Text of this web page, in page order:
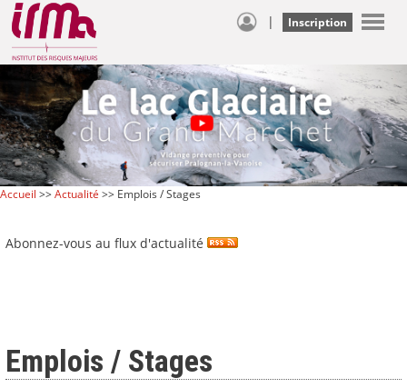
| Inscription
Accueil >>Actualité >> Emplois / Stages
Abonnez-vous au flux d'actualité
Emplois / Stages